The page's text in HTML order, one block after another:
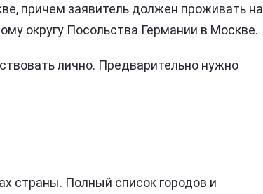
причем заявитель должен проживать на
округу Посольства Германии в Москве.
лично. Предварительно нужно
страны. Полный список городов и